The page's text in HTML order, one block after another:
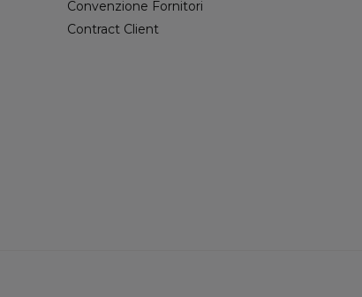
Convenzione Fornitori
Contract Client